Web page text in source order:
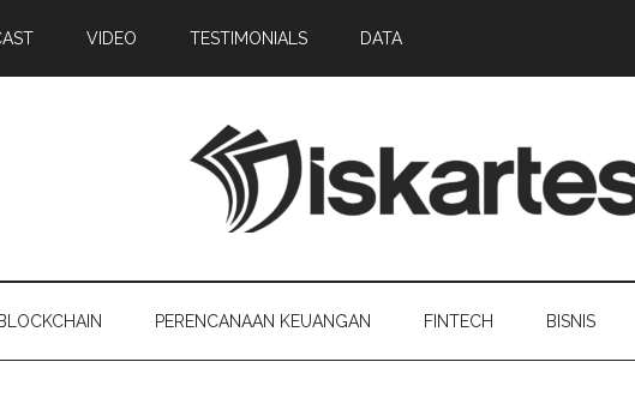
VIDEO TESTIMONIALS DATA
BLOCKCHAIN PERENCANAAN KEUANGAN FINTECH BISNIS